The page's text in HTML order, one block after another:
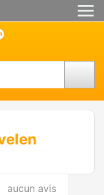
aucun avis